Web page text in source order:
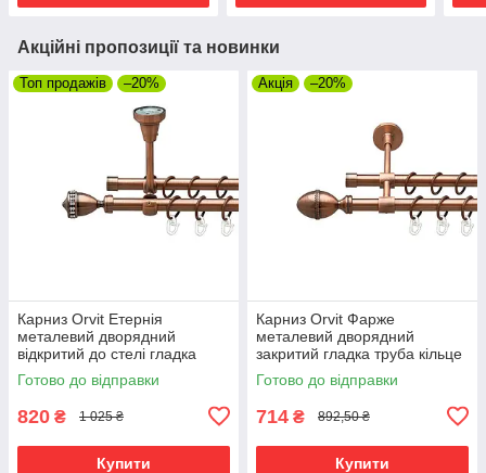
Акційні пропозиції та новинки
Топ продажів –20%
Карниз Orvit Етернія
металевий дворядний
відкритий до стелі гладка
труба кільце металеве Мідь
16\16 мм 120 см (00-
Готово до відправки
820 ₴ 1 025 ₴
Купити
Акція –20%
Карниз Orvit Фарже
металевий дворядний
закритий гладка труба кільце
металеве Мідь 16\16 мм 120
см (00-00019999)
Готово до відправки
714 ₴ 892,50 ₴
Купити